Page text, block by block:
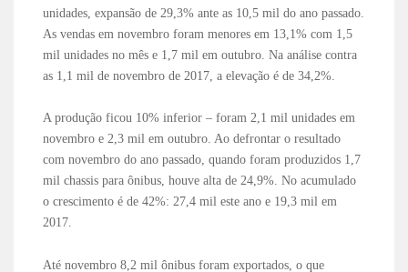
unidades, expansão de 29,3% ante as 10,5 mil do ano passado.
As vendas em novembro foram menores em 13,1% com 1,5
mil unidades no mês e 1,7 mil em outubro. Na análise contra
as 1,1 mil de novembro de 2017, a elevação é de 34,2%.
A produção ficou 10% inferior – foram 2,1 mil unidades em
novembro e 2,3 mil em outubro. Ao defrontar o resultado
com novembro do ano passado, quando foram produzidos 1,7
mil chassis para ônibus, houve alta de 24,9%. No acumulado
o crescimento é de 42%: 27,4 mil este ano e 19,3 mil em
2017.
Até novembro 8,2 mil ônibus foram exportados, o que